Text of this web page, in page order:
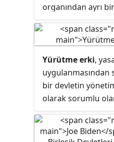
organından ayrı
şeklidir. Hükümet
ülkede aynı
başkanıdır.
yargı ilkeleri
olur. Parlamenter
farklarından biri,
hükûmet
oyuyla iktidara
Yürütme erki,
bir devletin
olarak sorumlu
olarak kullanılan